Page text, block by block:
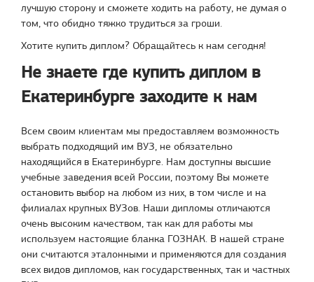
лучшую сторону и сможете ходить на работу, не думая о
том, что обидно тяжко трудиться за гроши.
Хотите купить диплом? Обращайтесь к нам сегодня!
Не знаете где купить диплом в
Екатеринбурге заходите к нам
Всем своим клиентам мы предоставляем возможность
выбрать подходящий им ВУЗ, не обязательно
находящийся в Екатеринбурге. Нам доступны высшие
учебные заведения всей России, поэтому Вы можете
остановить выбор на любом из них, в том числе и на
филиалах крупных ВУЗов. Наши дипломы отличаются
очень высоким качеством, так как для работы мы
используем настоящие бланка ГОЗНАК. В нашей стране
они считаются эталонными и применяются для создания
всех видов дипломов, как государственных, так и частных